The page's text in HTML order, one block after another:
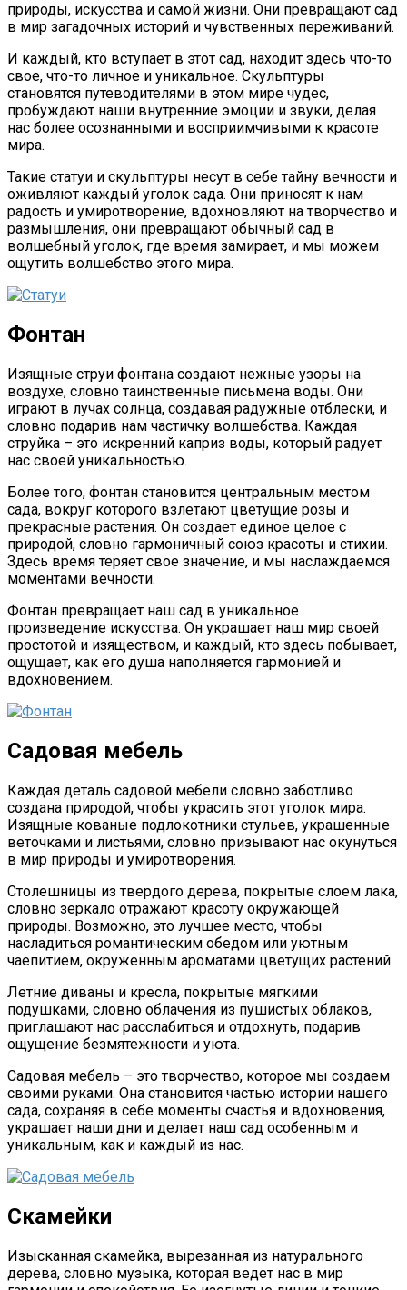
природы, искусства и самой жизни. Они превращают сад
в мир загадочных историй и чувственных переживаний.
И каждый, кто вступает в этот сад, находит здесь что-то
свое, что-то личное и уникальное. Скульптуры
становятся путеводителями в этом мире чудес,
пробуждают наши внутренние эмоции и звуки, делая
нас более осознанными и восприимчивыми к красоте
мира.
Такие статуи и скульптуры несут в себе тайну вечности и
оживляют каждый уголок сада. Они приносят к нам
радость и умиротворение, вдохновляют на творчество и
размышления, они превращают обычный сад в
волшебный уголок, где время замирает, и мы можем
ощутить волшебство этого мира.
Фонтан
Изящные струи фонтана создают нежные узоры на
воздухе, словно таинственные письмена воды. Они
играют в лучах солнца, создавая радужные отблески, и
словно подарив нам частичку волшебства. Каждая
струйка – это искренний каприз воды, который радует
нас своей уникальностью.
Более того, фонтан становится центральным местом
сада, вокруг которого взлетают цветущие розы и
прекрасные растения. Он создает единое целое с
природой, словно гармоничный союз красоты и стихии.
Здесь время теряет свое значение, и мы наслаждаемся
моментами вечности.
Фонтан превращает наш сад в уникальное
произведение искусства. Он украшает наш мир своей
простотой и изяществом, и каждый, кто здесь побывает,
ощущает, как его душа наполняется гармонией и
вдохновением.
Садовая мебель
Каждая деталь садовой мебели словно заботливо
создана природой, чтобы украсить этот уголок мира.
Изящные кованые подлокотники стульев, украшенные
веточками и листьями, словно призывают нас окунуться
в мир природы и умиротворения.
Столешницы из твердого дерева, покрытые слоем лака,
словно зеркало отражают красоту окружающей
природы. Возможно, это лучшее место, чтобы
насладиться романтическим обедом или уютным
чаепитием, окруженным ароматами цветущих растений.
Летние диваны и кресла, покрытые мягкими
подушками, словно облачения из пушистых облаков,
приглашают нас расслабиться и отдохнуть, подарив
ощущение безмятежности и уюта.
Садовая мебель – это творчество, которое мы создаем
своими руками. Она становится частью истории нашего
сада, сохраняя в себе моменты счастья и вдохновения,
украшает наши дни и делает наш сад особенным и
уникальным, как и каждый из нас.
Скамейки
Изысканная скамейка, вырезанная из натурального
дерева, словно музыка, которая ведет нас в мир